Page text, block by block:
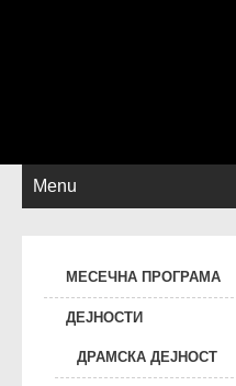
Menu
МЕСЕЧНА ПРОГРАМА
ДЕЈНОСТИ
ДРАМСКА ДЕЈНОСТ